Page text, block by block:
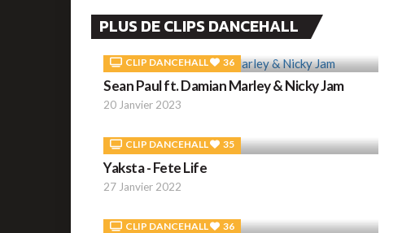
PLUS DE CLIPS DANCEHALL
CLIP DANCEHALL 36
Sean Paul ft. Damian Marley & Nicky Jam
20 Janvier 2023
CLIP DANCEHALL 35
Yaksta - Fete Life
27 Janvier 2022
CLIP DANCEHALL 36